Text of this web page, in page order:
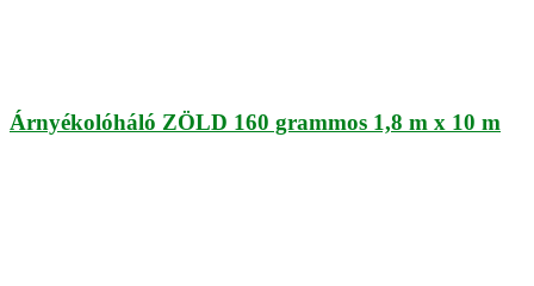
Árnyékolóháló ZÖLD 160 grammos 1,8 m x 10 m